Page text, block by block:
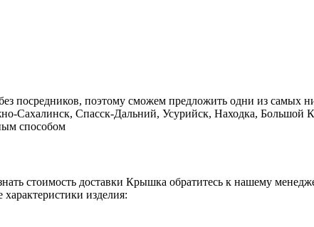
посредников, поэтому сможем предложить одни из самых
Сахалинск, Спасск-Дальний, Усурийск, Находка, Большой
способом
стоимость доставки Крышка обратитесь к нашему
изделия: